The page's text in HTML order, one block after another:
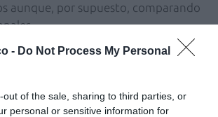
- Do Not Process My Personal
out of the sale, sharing to third parties, or
personal or sensitive information for
aunque, por supuesto, comparando
analizamos el perfil de las
encontramos establecimientos con
metros, más empleados, más horas